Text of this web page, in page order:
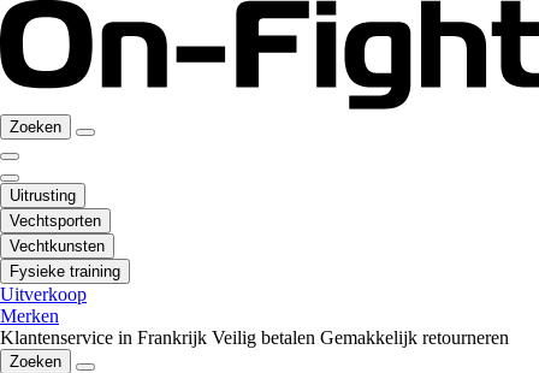
Zoeken
Uitrusting
Vechtsporten
Vechtkunsten
Fysieke training
Uitverkoop
Merken
Klantenservice in Frankrijk Veilig betalen Gemakkelijk retourneren
Zoeken